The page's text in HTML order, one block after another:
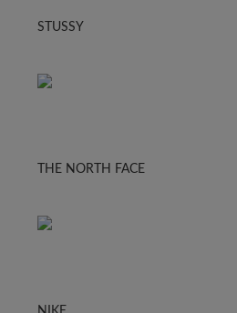
STUSSY
THE NORTH FACE